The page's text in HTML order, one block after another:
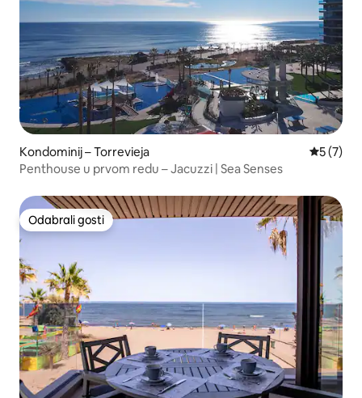
Kondominij – Torrevieja
5 (7)
Penthouse u prvom redu – Jacuzzi | Sea Senses
Odabrali gosti
Odabrali gosti